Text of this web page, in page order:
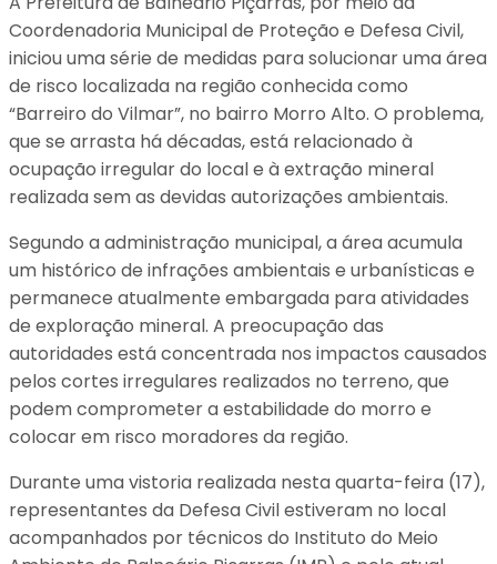
Coordenadoria Municipal de Proteção e Defesa Civil,
iniciou uma série de medidas para solucionar uma área
de risco localizada na região conhecida como
“Barreiro do Vilmar”, no bairro Morro Alto. O problema,
que se arrasta há décadas, está relacionado à
ocupação irregular do local e à extração mineral
realizada sem as devidas autorizações ambientais.
Segundo a administração municipal, a área acumula
um histórico de infrações ambientais e urbanísticas e
permanece atualmente embargada para atividades
de exploração mineral. A preocupação das
autoridades está concentrada nos impactos causados
pelos cortes irregulares realizados no terreno, que
podem comprometer a estabilidade do morro e
colocar em risco moradores da região.
Durante uma vistoria realizada nesta quarta-feira (17),
representantes da Defesa Civil estiveram no local
acompanhados por técnicos do Instituto do Meio